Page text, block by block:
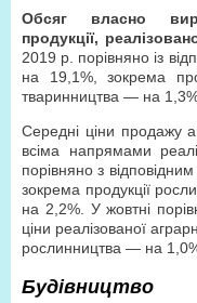
Обсяг власно
продукції,
2019 р. порівняно із
на 19,1%, зокрема
тваринництва — на
Середні ціни продажу
всіма напрямами
порівняно з
зокрема продукції
на 2,2%. У жовтні
ціни реалізованої
рослинництва — на
Будівництво